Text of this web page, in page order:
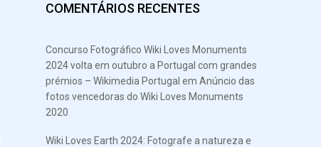
COMENTÁRIOS RECENTES
Concurso Fotográfico Wiki Loves Monuments
2024 volta em outubro a Portugal com grandes
prémios – Wikimedia Portugal em Anúncio das
fotos vencedoras do Wiki Loves Monuments
2020
Wiki Loves Earth 2024: Fotografe a natureza e